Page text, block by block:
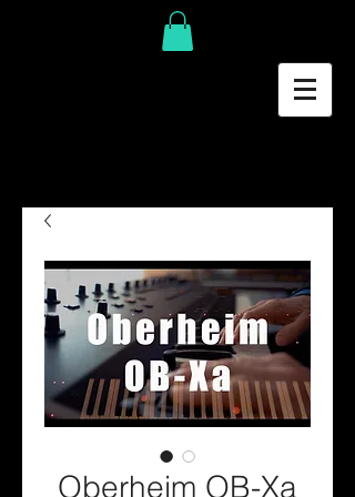
Oberheim OB-Xa